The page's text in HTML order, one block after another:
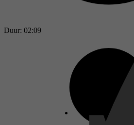
Duur: 02:09